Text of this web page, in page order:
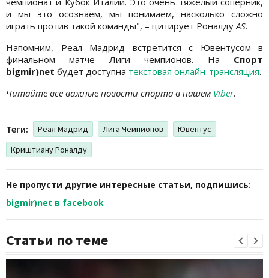
и мы это осознаем, мы понимаем, насколько сложно
играть против такой команды", – цитирует Роналду AS.
Напомним, Реал Мадрид встретится с Ювентусом в
финальном матче Лиги чемпионов. На Спорт
bigmir)net будет доступна текстовая онлайн-трансляция.
Читайте все важные новости спорта в нашем Viber.
Теги: Реал Мадрид Лига Чемпионов
Ювентус
Криштиану Роналду
Не пропусти другие интересные статьи, подпишись:
bigmir)net в facebook
Статьи по теме